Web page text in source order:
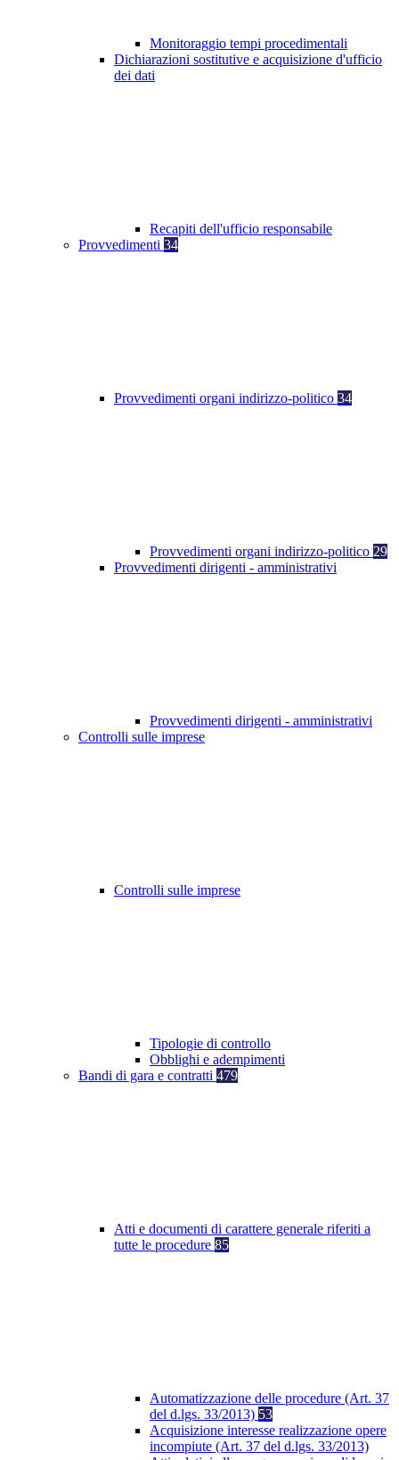
Monitoraggio tempi procedimentali
Dichiarazioni sostitutive e acquisizione d'ufficio
dei dati
Recapiti dell'ufficio responsabile
Provvedimenti 34
Provvedimenti organi indirizzo-politico 34
Provvedimenti organi indirizzo-politico 29
Provvedimenti dirigenti - amministrativi
Provvedimenti dirigenti - amministrativi
Controlli sulle imprese
Controlli sulle imprese
Tipologie di controllo
Obblighi e adempimenti
Bandi di gara e contratti 479
Atti e documenti di carattere generale riferiti a
tutte le procedure 85
Automatizzazione delle procedure (Art. 37
del d.lgs. 33/2013) 53
Acquisizione interesse realizzazione opere
incompiute (Art. 37 del d.lgs. 33/2013)